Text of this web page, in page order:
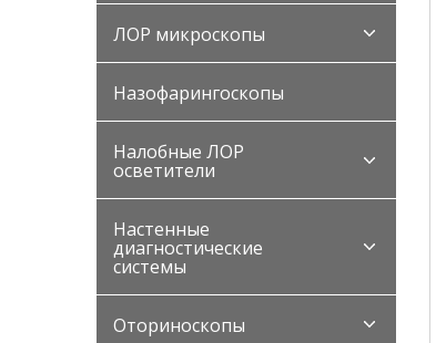
ЛОР микроскопы
Назофарингоскопы
Налобные ЛОР
осветители
Настенные
диагностические
системы
Оториноскопы